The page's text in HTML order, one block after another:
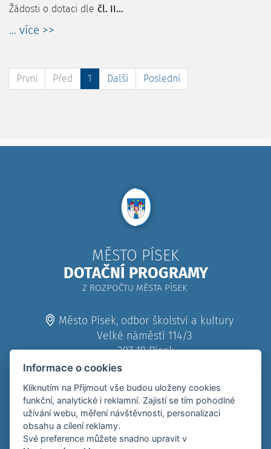
Žádosti o dotaci dle čl. II...
... více >>
První Před 1 Další Poslední
MĚSTO PÍSEK
DOTAČNÍ PROGRAMY
Z ROZPOČTU MĚSTA PÍSEK
Město Písek, odbor školství a kultury
Velké náměstí 114/3
397 19 Písek
382 330 111
382 330 555
e-podatelna (zavináč) mupisek.cz
Informace o cookies
Kliknutím na Přijmout vše budou uloženy cookies
funkční, analytické i reklamní. Zajistí se tím pohodlné
užívání webu, měření návštěvnosti, personalizaci
obsahu a cílení reklamy.
Své preference můžete snadno upravit v